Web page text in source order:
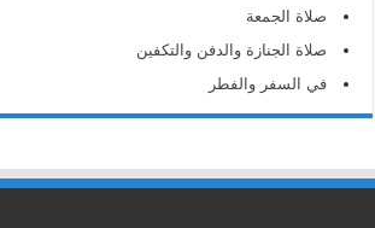
صلاة الجمعة
صلاة الجنازة والدفن والتكفين
في السفر والفطر